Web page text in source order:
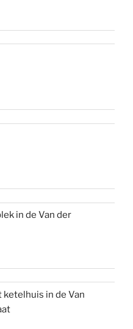
in de Van der
ketelhuis in de Van